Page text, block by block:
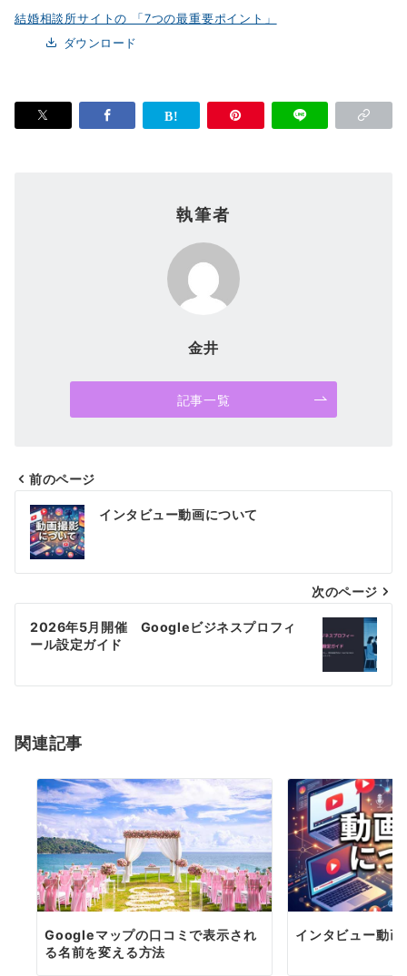
結婚相談所サイトの 「7つの最重要ポイント」
ダウンロード
執筆者
金井
記事一覧
投
稿
ナ
ビ
ゲ
シ
ン
前のページ
インタビュー動画について
次のページ
2026年5月開催 Googleビジネスプロフィ
ール設定ガイド
関連記事
Googleマップの口コミで表示され
る名前を変える方法
インタビュー動画